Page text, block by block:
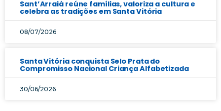
Sant’Arraiá reúne famílias, valoriza a cultura e
celebra as tradições em Santa Vitória
08/07/2026
Santa Vitória conquista Selo Prata do
Compromisso Nacional Criança Alfabetizada
30/06/2026